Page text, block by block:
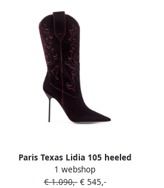
Paris Texas Lidia 105 heeled
cowboy boots Rood
1 webshop
€ 1.090,-€ 545,-